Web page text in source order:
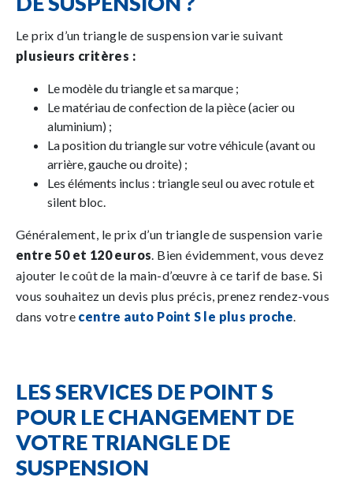
Le prix d’un triangle de suspension varie suivant
plusieurs critères :
Le modèle du triangle et sa marque ;
Le matériau de confection de la pièce (acier ou
aluminium) ;
La position du triangle sur votre véhicule (avant ou
arrière, gauche ou droite) ;
Les éléments inclus : triangle seul ou avec rotule et
silent bloc.
Généralement, le prix d’un triangle de suspension varie
entre 50 et 120 euros. Bien évidemment, vous devez
ajouter le coût de la main-d’œuvre à ce tarif de base. Si
vous souhaitez un devis plus précis, prenez rendez-vous
dans votre centre auto Point S le plus proche.
LES SERVICES DE POINT S
POUR LE CHANGEMENT DE
VOTRE TRIANGLE DE
SUSPENSION